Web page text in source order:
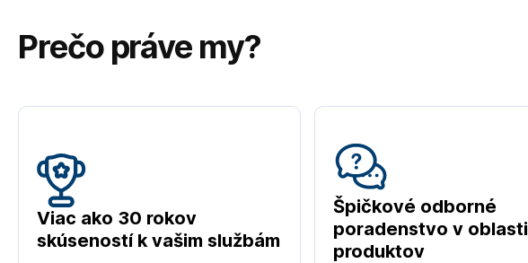
Prečo práve my?
Viac ako 30 rokov
skúseností k vašim službám
Špičkové odborné
poradenstvo v oblasti
produktov